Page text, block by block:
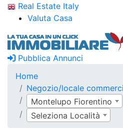
Real Estate Italy
Valuta Casa
Pubblica Annunci
Home
Negozio/locale
Montelupo Fiorentino
Seleziona Località